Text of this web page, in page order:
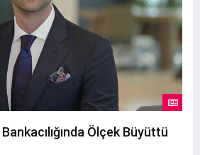
Ölçek Büyüttü